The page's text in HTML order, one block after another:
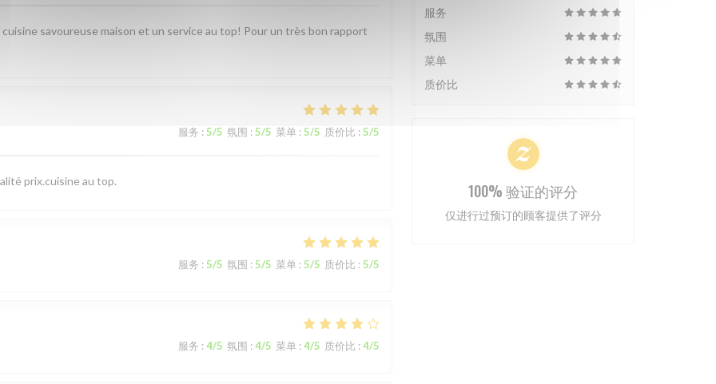
savoureuse maison et un service au top! Pour un très bon rapport
服务 : 5/5 氛围 : 5/5 菜单 : 5/5 质价比 : 5/5
prix.cuisine au top.
服务 : 5/5 氛围 : 5/5 菜单 : 5/5 质价比 : 5/5
服务 : 4/5 氛围 : 4/5 菜单 : 4/5 质价比 : 4/5
服务
氛围
菜单
质价比
100% 验证的评分
仅进行过预订的顾客提供了评分